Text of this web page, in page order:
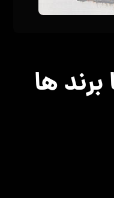
ها